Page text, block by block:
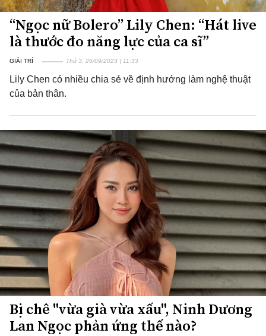
“Ngọc nữ Bolero” Lily Chen: “Hát live
là thước đo năng lực của ca sĩ”
GIẢI TRÍ Thứ 3, 26/09/2023 | 11:33
Lily Chen có nhiều chia sẻ về định hướng làm nghệ thuật
của bản thân.
Bị chê "vừa già vừa xấu", Ninh Dương
Lan Ngọc phản ứng thế nào?